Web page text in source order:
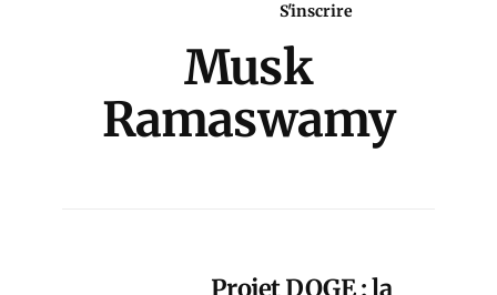
S'inscrire
Musk
Ramaswamy
Projet DOGE : la